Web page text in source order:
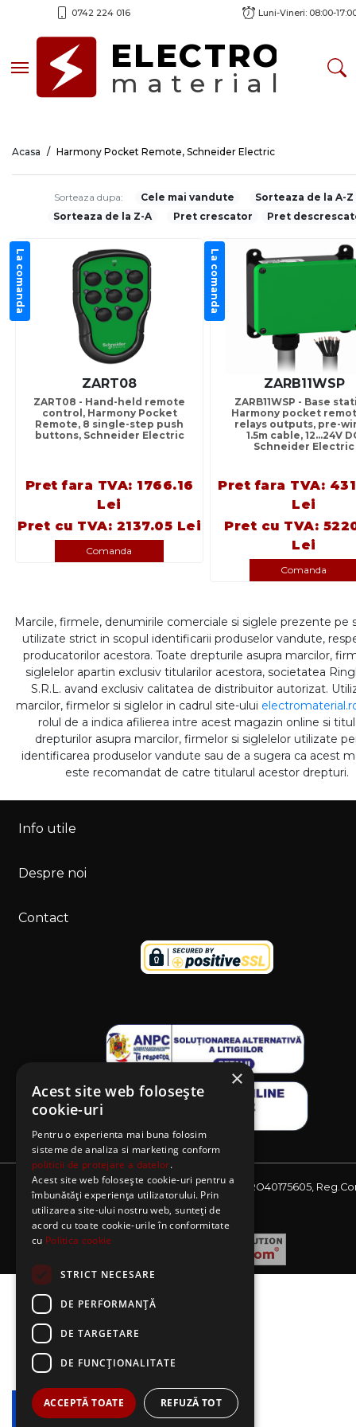
0742 224 016 Luni-Vineri: 08:00-
Toggle navigationELECTRO
material
Acasa Harmony Pocket Remote, Schneider Electric
Sorteaza dupa: Cele mai vandute
Sorteaza de la A-Z
Sorteaza de la Z-A
Pret crescator Pret
La comanda
ZART08
ZART08 - Hand-held remote
control, Harmony Pocket
Remote, 8 single-step push
buttons, Schneider Electric
Pret fara TVA: 1766.16
Lei
Pret cu TVA: 2137.05 Lei
Comanda
La comanda
ZARB11WSP
ZARB11WSP - Base
Harmony pocket
relays outputs, pre-
1.5m cable, 12...24V
Schneider Electric
Pret fara TVA:
Lei
Pret cu TVA:
Lei
Comanda
Marcile, firmele, denumirile comerciale si siglele prezente pe
utilizate strict in scopul identificarii produselor vandute,
producatorilor acestora. Toate drepturile asupra marcilor,
siglelelor apartin exclusiv titularilor acestora, societatea
S.R.L. avand exclusiv calitatea de distribuitor autorizat.
marcilor, firmelor si siglelor in cadrul site-ului
rolul de a indica afilierea intre acest magazin online si
drepturilor asupra marcilor, firmelor si siglelelor utilizate
identificarea produselor vandute sau de a sugera ca acest
este recomandat de catre titularul acestor drepturi.
Info utile
Despre noi
Contact
Website detinut de AE Sagres SRL, CIF: RO40175605,
J08/2727/2018
×
Acest site web folosește
cookie-uri
Pentru o experienta mai buna folosim
sisteme de analiza si marketing conform
politicii de protejare a datelor.
Acest site web folosește cookie-uri pentru a
îmbunătăți experiența utilizatorului. Prin
utilizarea site-ului nostru web, sunteți de
acord cu toate cookie-urile în conformitate
cu Politica cookie
STRICT NECESARE
DE PERFORMANȚĂ
DE TARGETARE
DE FUNCŢIONALITATE
ACCEPTĂ TOATE REFUZĂ TOT